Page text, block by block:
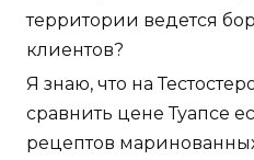
территории ведется
клиентов?
Я знаю, что на
сравнить цене Туапсе
рецептов